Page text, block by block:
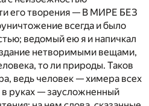
его творения — В МИРЕ БЕЗ
всегда и было
ведомый ею я и напичкал
нетворимыми вещами,
то ли природы. Таков
ведь человек — химера всех
руках — заусложненный